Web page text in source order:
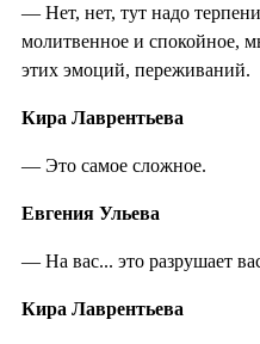
— Нет, нет, тут надо
молитвенное и спокойное,
этих эмоций, переживаний.
Кира Лаврентьева
— Это самое сложное.
Евгения Ульева
— На вас... это разрушает
Кира Лаврентьева